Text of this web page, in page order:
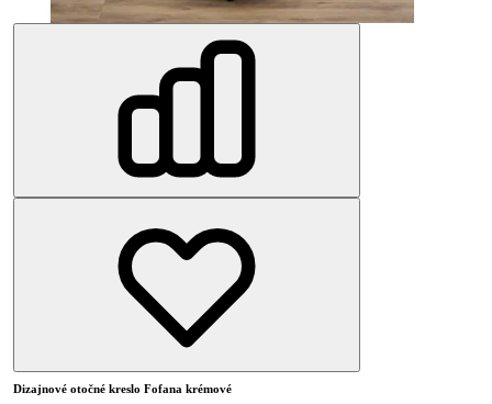
Dizajnové otočné kreslo Fofana krémové